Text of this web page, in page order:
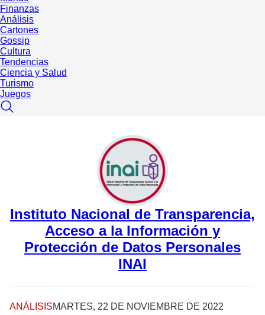
Finanzas
Análisis
Cartones
Gossip
Cultura
Tendencias
Ciencia y Salud
Turismo
Juegos
Instituto Nacional de Transparencia,
Acceso a la Información y
Protección de Datos Personales
INAI
ANÁLISISMARTES, 22 DE NOVIEMBRE DE 2022